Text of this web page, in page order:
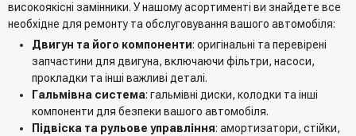
високоякісні замінники. У нашому асортименті ви знайдете все
необхідне для ремонту та обслуговування вашого автомобіля:
Двигун та його компоненти: оригінальні та перевірені
запчастини для двигуна, включаючи фільтри, насоси,
прокладки та інші важливі деталі.
Гальмівна система: гальмівні диски, колодки та інші
компоненти для безпеки вашого автомобіля.
Підвіска та рульове управління: амортизатори, стійки,